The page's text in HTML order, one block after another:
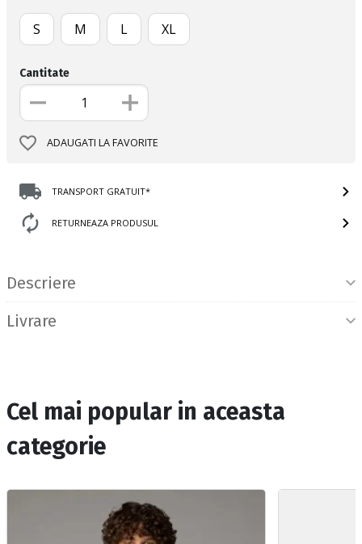
S M L XL
Cantitate
ADAUGATI LA FAVORITE
TRANSPORT GRATUIT*
RETURNEAZA PRODUSUL
Descriere
Livrare
Cel mai popular in aceasta
categorie